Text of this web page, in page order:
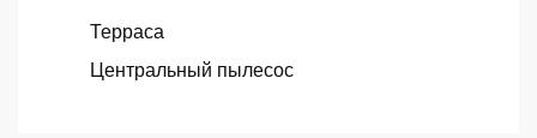
Терраса
Центральный пылесос